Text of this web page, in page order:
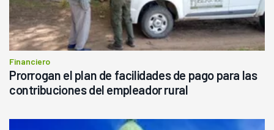
Financiero
Prorrogan el plan de facilidades de pago para las
contribuciones del empleador rural